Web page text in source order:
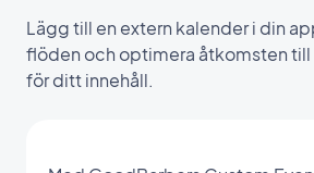
Lägg till en extern kalender i din
flöden och optimera åtkomsten
för ditt innehåll.